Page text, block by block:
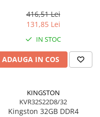
White
416,51 Lei
131,85 Lei
IN STOC
ADAUGA IN COS
KINGSTON
KVR32S22D8/32
Kingston 32GB DDR4